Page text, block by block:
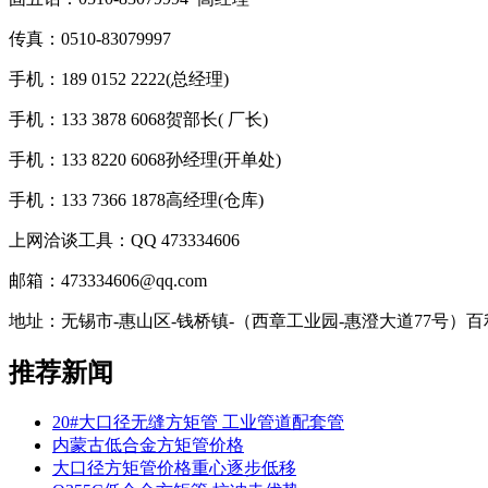
传真：0510-83079997
手机：189 0152 2222(总经理)
手机：133 3878 6068贺部长( 厂长)
手机：133 8220 6068孙经理(开单处)
手机：133 7366 1878高经理(仓库)
上网洽谈工具：QQ 473334606
邮箱：473334606@qq.com
地址：无锡市-惠山区-钱桥镇-（西章工业园-惠澄大道77号）
推荐新闻
20#大口径无缝方矩管 工业管道配套管
内蒙古低合金方矩管价格
大口径方矩管价格重心逐步低移